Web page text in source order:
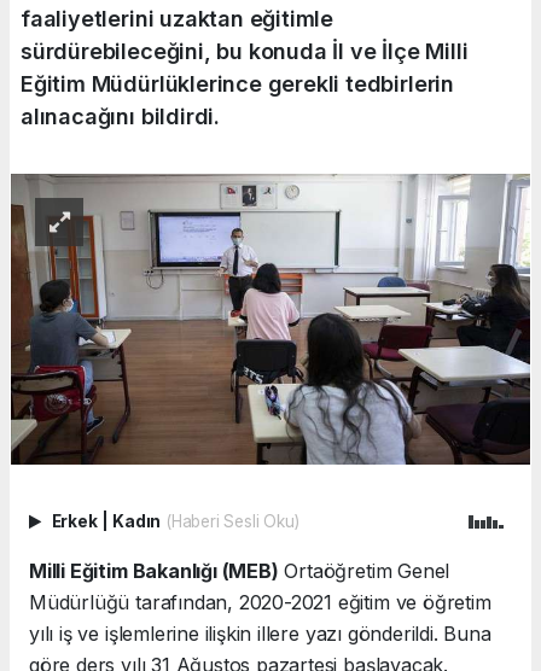
faaliyetlerini uzaktan eğitimle
sürdürebileceğini, bu konuda İl ve İlçe Milli
Eğitim Müdürlüklerince gerekli tedbirlerin
alınacağını bildirdi.
Erkek Kadın (Haberi Sesli Oku)
Milli Eğitim Bakanlığı (MEB) Ortaöğretim Genel
Müdürlüğü tarafından, 2020-2021 eğitim ve öğretim
yılı iş ve işlemlerine ilişkin illere yazı gönderildi. Buna
göre ders yılı 31 Ağustos pazartesi başlayacak.